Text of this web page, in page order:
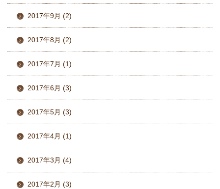
2017年9月 (2)
2017年8月 (2)
2017年7月 (1)
2017年6月 (3)
2017年5月 (3)
2017年4月 (1)
2017年3月 (4)
2017年2月 (3)